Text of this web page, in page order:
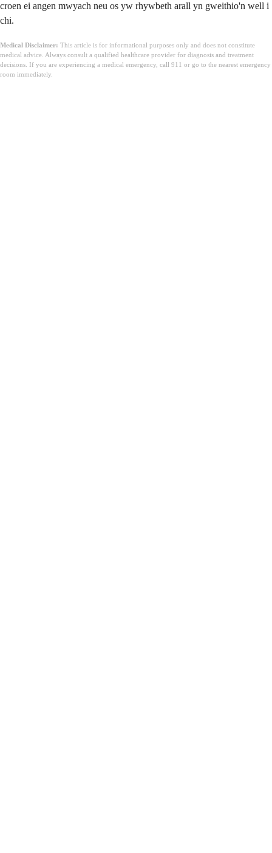
croen ei angen mwyach neu os yw rhywbeth arall yn gweithio'n well i
chi.
Medical Disclaimer: This article is for informational purposes only and does not constitute
medical advice. Always consult a qualified healthcare provider for diagnosis and treatment
decisions. If you are experiencing a medical emergency, call 911 or go to the nearest emergency
room immediately.